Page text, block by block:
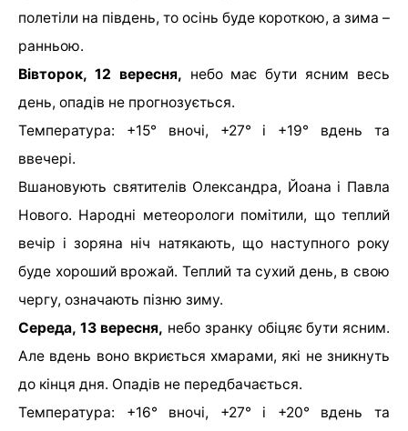
полетіли на південь, то осінь буде короткою, а зима –
ранньою.
Вівторок, 12 вересня, небо має бути ясним весь
день, опадів не прогнозується.
Температура: +15° вночі, +27° і +19° вдень та
ввечері.
Вшановують святителів Олександра, Йоана i Павла
Нового. Народні метеорологи помітили, що теплий
вечір і зоряна ніч натякають, що наступного року
буде хороший врожай. Теплий та сухий день, в свою
чергу, означають пізню зиму.
Середа, 13 вересня, небо зранку обіцяє бути ясним.
Але вдень воно вкриється хмарами, які не зникнуть
до кінця дня. Опадів не передбачається.
Температура: +16° вночі, +27° і +20° вдень та